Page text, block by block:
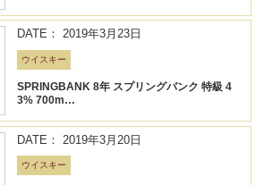
DATE： 2019年3月23日
ウイスキー
SPRINGBANK 8年 スプリングバンク 特級 4
3% 700m…
DATE： 2019年3月20日
ウイスキー